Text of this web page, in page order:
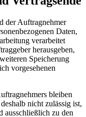
der Auftragnehmer
Daten,
verarbeitet
herausgeben,
Speicherung
vorgesehenen
bleiben
nicht zulässig ist,
ausschließlich zu den